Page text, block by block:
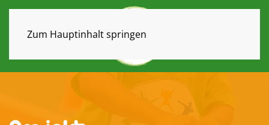
Zum Hauptinhalt springen